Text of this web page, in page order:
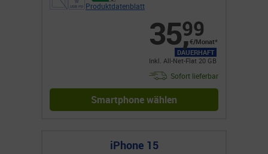
Produktdatenblatt
35,
99
€/Monat*
DAUERHAFT
Inkl. All-Net-Flat 20 GB
Sofort lieferbar
Smartphone wählen
iPhone 15